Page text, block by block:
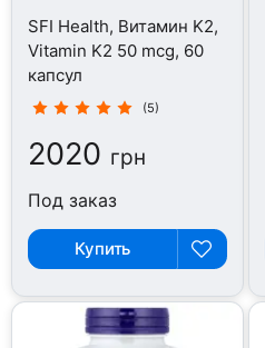
SFI Health, Витамин K2,
Vitamin K2 50 mcg, 60
капсул
(5)
2020 грн
Под заказ
Купить